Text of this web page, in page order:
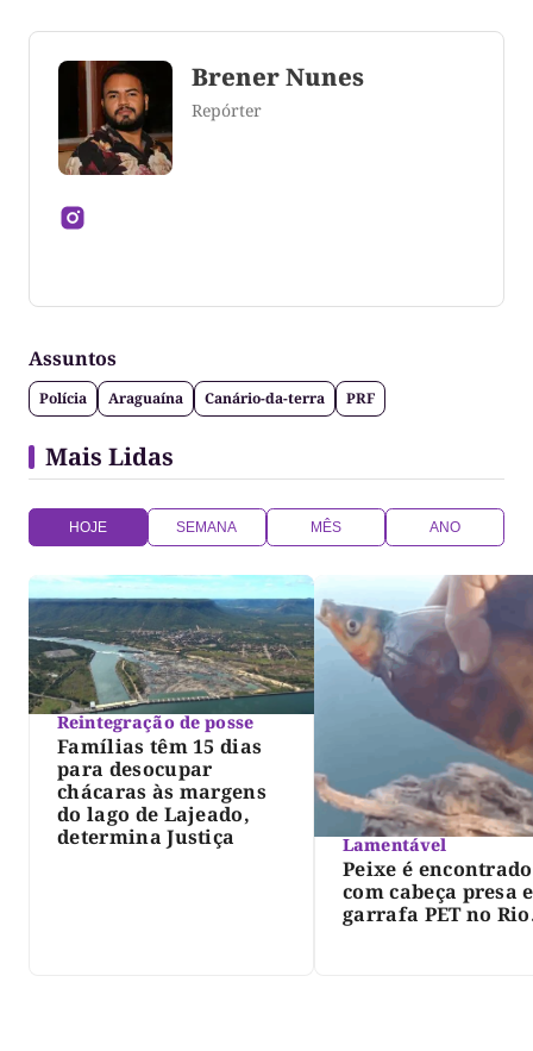
Brener Nunes
Repórter
Tocantins
Assuntos
Polícia Araguaína Canário-da-terra PRF
Mais Lidas
HOJE SEMANA MÊS ANO
Reintegração de posse
Famílias têm 15 dias
para desocupar
chácaras às margens
do lago de Lajeado,
determina Justiça
Lamentável
Peixe é encontrado
com cabeça presa
garrafa PET no Rio